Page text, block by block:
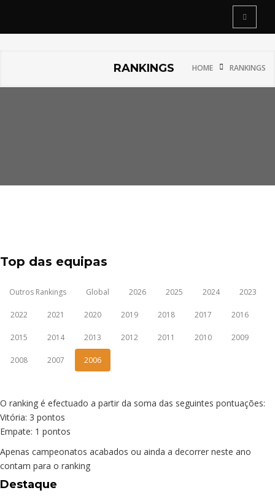
RANKINGS HOME RANKINGS
Top das equipas
Outros Rankings Global 2026 2025 2024 2023
2022 2021 2020 2019 2018 2017 2016
2015 2014 2013 2012 2011 2010 2009
2008 2007 2006
O ranking é efectuado a partir da soma das seguintes pontuações:
Vitória: 3 pontos
Empate: 1 pontos
Apenas campeonatos acabados ou ainda a decorrer neste ano
contam para o ranking
Destaque